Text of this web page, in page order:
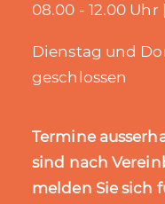
08.00 - 12.00 Uhr
Dienstag und
geschlossen
Termine
sind nach
melden Sie sich